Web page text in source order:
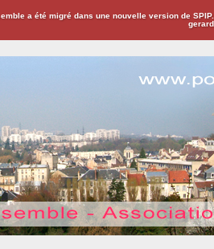
a été migré dans une nouvelle version de